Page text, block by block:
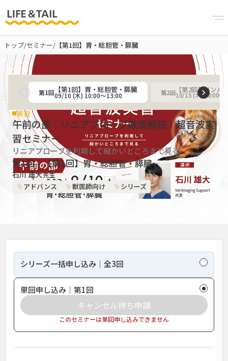
トップ/セミナー/ 【第1回】胃・総胆管・膵臓
第1回 【第1回】胃・総胆管・膵臓
09/10 (木) 10:00〜13:00 第2回【第2回】リンパ
10/15 (木) 10:00〜
実習
午前の部｜リニアプローブ徹底解説！超音波実
習セミナー
リニアプローブを利用して細かいところまで見る
第1回｜【第1回】胃・総胆管・膵臓
石川 雄大先生
アドバンス 獣医師向け シリーズ
シリーズ一括申し込み｜全3回
単回申し込み｜第1回
キャンセル待ち申請
このセミナーは単回申し込みできません